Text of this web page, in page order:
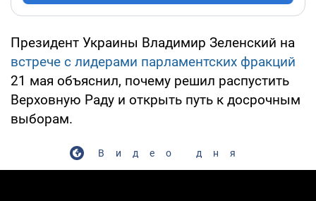
Президент Украины Владимир Зеленский на
встрече с лидерами парламентских фракций
21 мая объяснил, почему решил распустить
Верховную Раду и открыть путь к досрочным
выборам.
Видео дня